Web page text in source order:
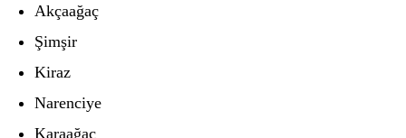
Akçaağaç
Şimşir
Kiraz
Narenciye
Karaağaç